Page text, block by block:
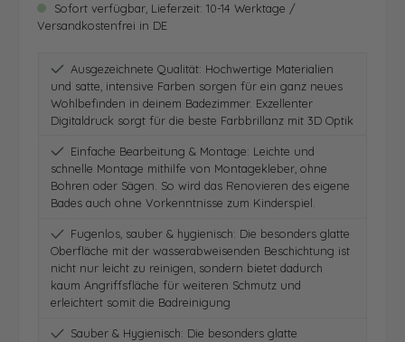
Sofort verfügbar, Lieferzeit: 10-14 Werktage /
Versandkostenfrei in DE
Ausgezeichnete Qualität: Hochwertige Materialien
und satte, intensive Farben sorgen für ein ganz neues
Wohlbefinden in deinem Badezimmer. Exzellenter
Digitaldruck sorgt für die beste Farbbrillanz mit 3D Optik
Einfache Bearbeitung & Montage: Leichte und
schnelle Montage mithilfe von Montagekleber, ohne
Bohren oder Sägen. So wird das Renovieren des eigene
Bades auch ohne Vorkenntnisse zum Kinderspiel.
Fugenlos, sauber & hygienisch: Die besonders glatte
Oberfläche mit der wasserabweisenden Beschichtung ist
nicht nur leicht zu reinigen, sondern bietet dadurch
kaum Angriffsfläche für weiteren Schmutz und
erleichtert somit die Badreinigung
Sauber & Hygienisch: Die besonders glatte